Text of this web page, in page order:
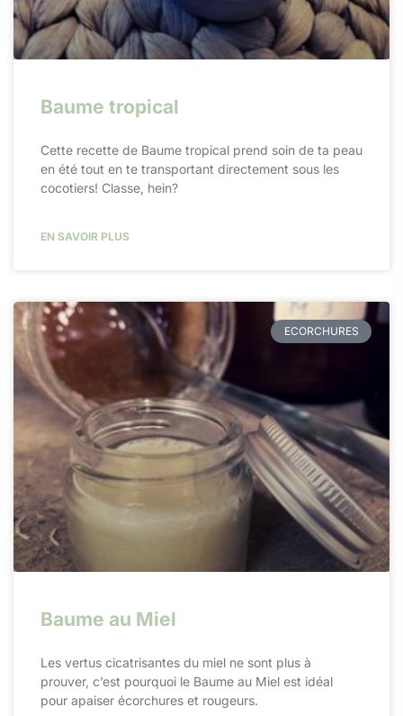
Baume tropical
Cette recette de Baume tropical prend soin de ta peau
en été tout en te transportant directement sous les
cocotiers! Classe, hein?
EN SAVOIR PLUS
ECORCHURES
Baume au Miel
Les vertus cicatrisantes du miel ne sont plus à
prouver, c’est pourquoi le Baume au Miel est idéal
pour apaiser écorchures et rougeurs.